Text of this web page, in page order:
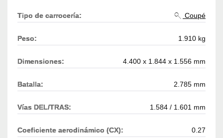
Tipo de carrocería: Coupé
Peso: 1.910 kg
Dimensiones: 4.400 x 1.844 x 1.556 mm
Batalla: 2.785 mm
Vías DEL/TRAS: 1.584 / 1.601 mm
Coeficiente aerodinámico (CX): 0.27